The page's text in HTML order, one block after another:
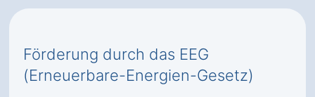
Förderung durch das EEG
(Erneuerbare-Energien-Gesetz)